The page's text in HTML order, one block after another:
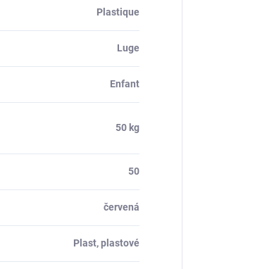
Plastique
Luge
Enfant
50 kg
50
červená
Plast, plastové